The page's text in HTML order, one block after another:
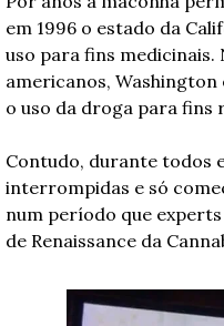
em 1996 o estado da
uso para fins medicinais.
americanos,
o uso da droga para fins
Contudo, durante todos
interrompidas e só
num período que
de Renaissance da